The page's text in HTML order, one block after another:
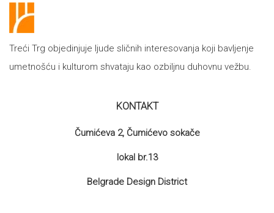
Treći Trg objedinjuje ljude sličnih interesovanja koji bavljenje
umetnošću i kulturom shvataju kao ozbiljnu duhovnu vežbu.
KONTAKT
Čumićeva 2, Čumićevo sokače
lokal br.13
Belgrade Design District